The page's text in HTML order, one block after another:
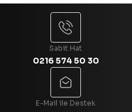
Sabit Hat
0216 574 50 30
E-Mail ile Destek